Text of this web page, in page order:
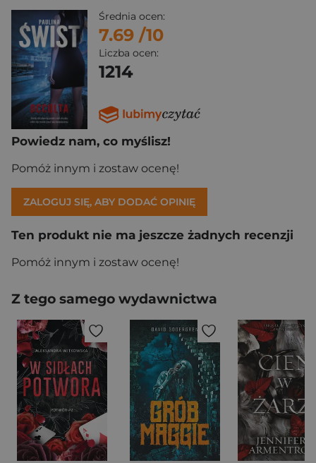
Średnia ocen:
7.69 /10
Liczba ocen:
1214
Powiedz nam, co myślisz!
Pomóż innym i zostaw ocenę!
ZALOGUJ SIĘ, ABY DODAĆ OPINIĘ
Ten produkt nie ma jeszcze żadnych recenzji
Pomóż innym i zostaw ocenę!
Z tego samego wydawnictwa